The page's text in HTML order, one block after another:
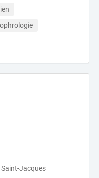
Saint-Jacques